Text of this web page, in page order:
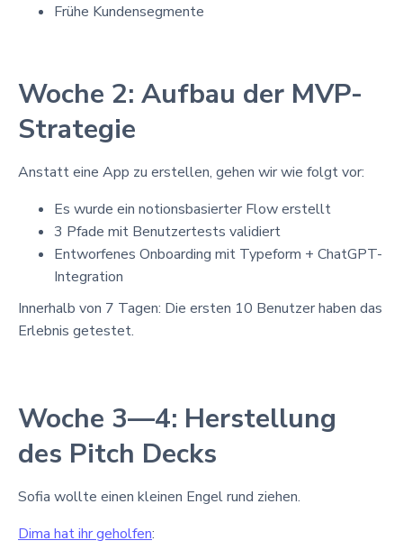
Frühe Kundensegmente
Woche 2: Aufbau der MVP-
Strategie
Anstatt eine App zu erstellen, gehen wir wie folgt vor:
Es wurde ein notionsbasierter Flow erstellt
3 Pfade mit Benutzertests validiert
Entworfenes Onboarding mit Typeform + ChatGPT-
Integration
Innerhalb von 7 Tagen: Die ersten 10 Benutzer haben das
Erlebnis getestet.
Woche 3—4: Herstellung
des Pitch Decks
Sofia wollte einen kleinen Engel rund ziehen.
Dima hat ihr geholfen: